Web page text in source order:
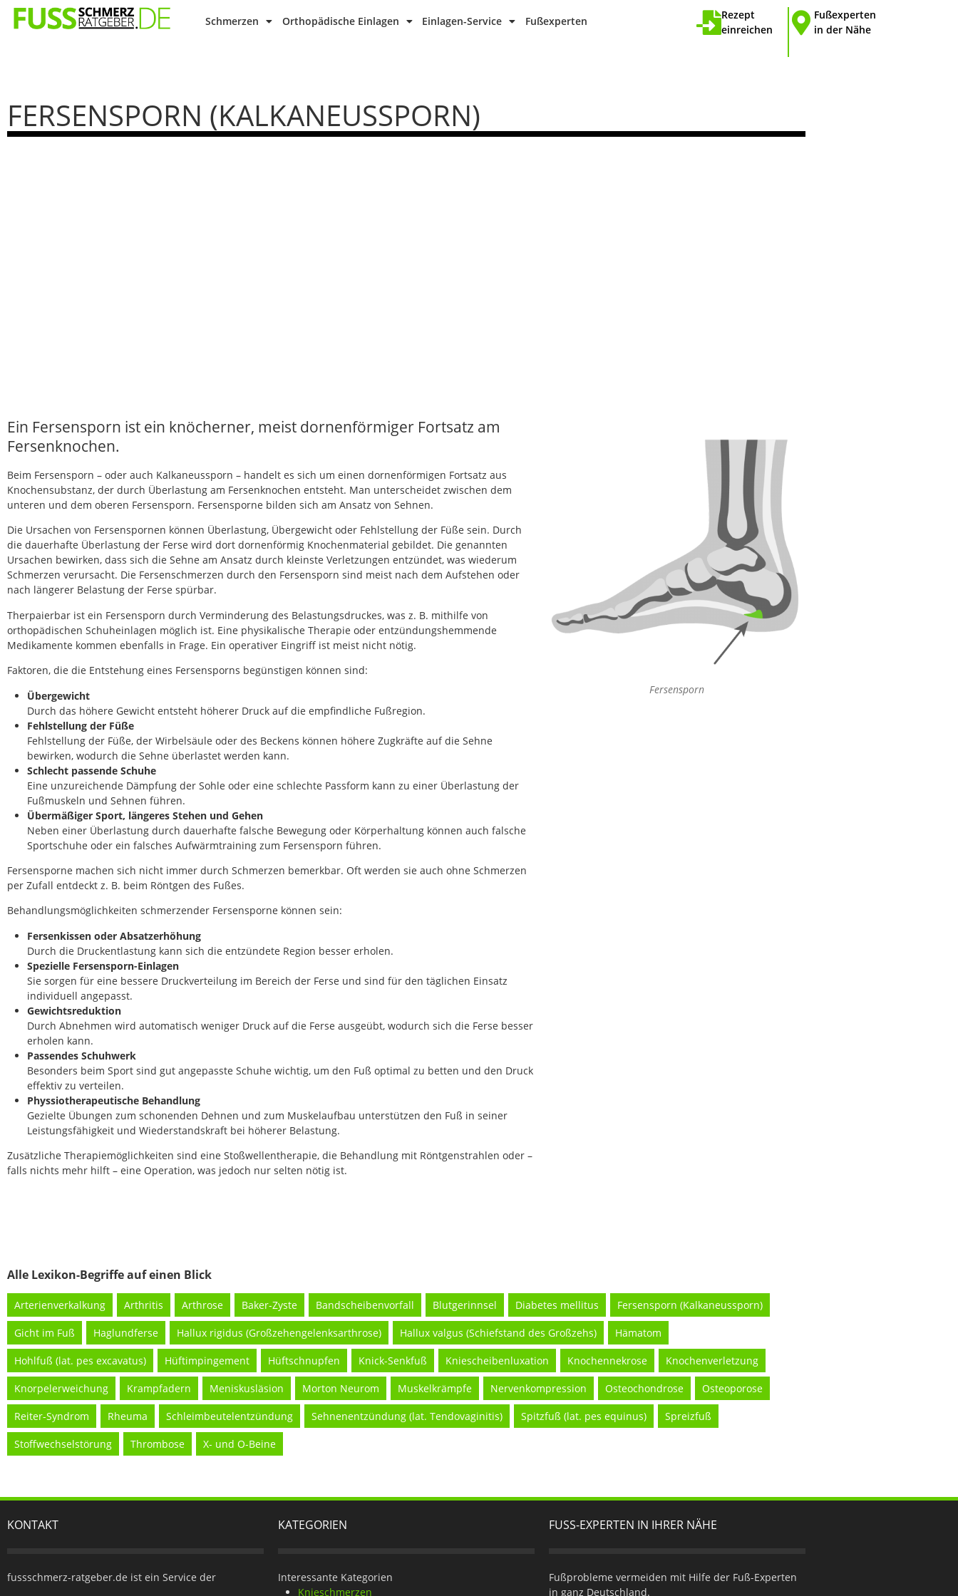
Schmerzen Orthopädische Einlagen Einlagen-Service Fußexperten
Rezept
einreichen
Fußexperten
in der Nähe
FERSENSPORN (KALKANEUSSPORN)
Ein Fersensporn ist ein knöcherner, meist dornenförmiger Fortsatz am
Fersenknochen.
Beim Fersensporn – oder auch Kalkaneussporn – handelt es sich um einen dornenförmigen Fortsatz aus
Knochensubstanz, der durch Überlastung am Fersenknochen entsteht. Man unterscheidet zwischen dem
unteren und dem oberen Fersensporn. Fersensporne bilden sich am Ansatz von Sehnen.
Die Ursachen von Fersenspornen können Überlastung, Übergewicht oder Fehlstellung der Füße sein. Durch
die dauerhafte Überlastung der Ferse wird dort dornenförmig Knochenmaterial gebildet. Die genannten
Ursachen bewirken, dass sich die Sehne am Ansatz durch kleinste Verletzungen entzündet, was wiederum
Schmerzen verursacht. Die Fersenschmerzen durch den Fersensporn sind meist nach dem Aufstehen oder
nach längerer Belastung der Ferse spürbar.
Therpaierbar ist ein Fersensporn durch Verminderung des Belastungsdruckes, was z. B. mithilfe von
orthopädischen Schuheinlagen möglich ist. Eine physikalische Therapie oder entzündungshemmende
Medikamente kommen ebenfalls in Frage. Ein operativer Eingriff ist meist nicht nötig.
Faktoren, die die Entstehung eines Fersensporns begünstigen können sind:
Übergewicht
Durch das höhere Gewicht entsteht höherer Druck auf die empfindliche Fußregion.
Fehlstellung der Füße
Fehlstellung der Füße, der Wirbelsäule oder des Beckens können höhere Zugkräfte auf die Sehne
bewirken, wodurch die Sehne überlastet werden kann.
Schlecht passende Schuhe
Eine unzureichende Dämpfung der Sohle oder eine schlechte Passform kann zu einer Überlastung der
Fußmuskeln und Sehnen führen.
Übermäßiger Sport, längeres Stehen und Gehen
Neben einer Überlastung durch dauerhafte falsche Bewegung oder Körperhaltung können auch falsche
Sportschuhe oder ein falsches Aufwärmtraining zum Fersensporn führen.
Fersensporne machen sich nicht immer durch Schmerzen bemerkbar. Oft werden sie auch ohne Schmerzen
per Zufall entdeckt z. B. beim Röntgen des Fußes.
Behandlungsmöglichkeiten schmerzender Fersensporne können sein:
Fersenkissen oder Absatzerhöhung
Durch die Druckentlastung kann sich die entzündete Region besser erholen.
Spezielle Fersensporn-Einlagen
Sie sorgen für eine bessere Druckverteilung im Bereich der Ferse und sind für den täglichen Einsatz
individuell angepasst.
Gewichtsreduktion
Durch Abnehmen wird automatisch weniger Druck auf die Ferse ausgeübt, wodurch sich die Ferse besser
erholen kann.
Passendes Schuhwerk
Besonders beim Sport sind gut angepasste Schuhe wichtig, um den Fuß optimal zu betten und den Druck
effektiv zu verteilen.
Physsiotherapeutische Behandlung
Gezielte Übungen zum schonenden Dehnen und zum Muskelaufbau unterstützen den Fuß in seiner
Leistungsfähigkeit und Wiederstandskraft bei höherer Belastung.
Zusätzliche Therapiemöglichkeiten sind eine Stoßwellentherapie, die Behandlung mit Röntgenstrahlen oder –
falls nichts mehr hilft – eine Operation, was jedoch nur selten nötig ist.
Fersensporn
Alle Lexikon-Begriffe auf einen Blick
Arterienverkalkung Arthritis Arthrose Baker-Zyste Bandscheibenvorfall Blutgerinnsel Diabetes mellitus Fersensporn (Kalkaneussporn)
Gicht im Fuß Haglundferse Hallux rigidus (Großzehengelenksarthrose) Hallux valgus (Schiefstand des Großzehs) Hämatom
Hohlfuß (lat. pes excavatus) Hüftimpingement Hüftschnupfen Knick-Senkfuß Kniescheibenluxation Knochennekrose Knochenverletzung
Knorpelerweichung Krampfadern Meniskusläsion Morton Neurom Muskelkrämpfe Nervenkompression Osteochondrose Osteoporose
Reiter-Syndrom Rheuma Schleimbeutelentzündung Sehnenentzündung (lat. Tendovaginitis) Spitzfuß (lat. pes equinus) Spreizfuß
Stoffwechselstörung Thrombose X- und O-Beine
KONTAKT
fussschmerz-ratgeber.de ist ein Service der
KATEGORIEN
Interessante Kategorien
Knieschmerzen
FUSS-EXPERTEN IN IHRER NÄHE
Fußprobleme vermeiden mit Hilfe der Fuß-Experten
in ganz Deutschland.